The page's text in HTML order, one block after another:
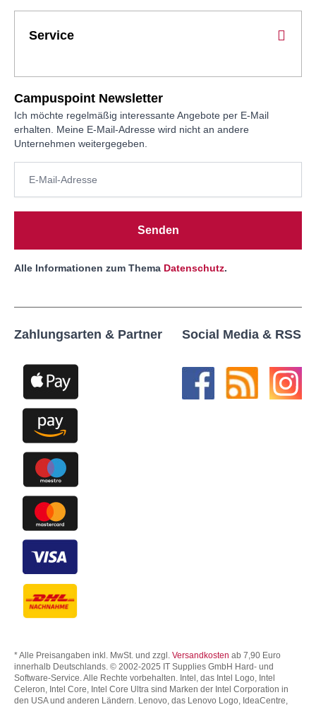
Service
Campuspoint Newsletter
Ich möchte regelmäßig interessante Angebote per E-Mail
erhalten. Meine E-Mail-Adresse wird nicht an andere
Unternehmen weitergegeben.
Senden
Alle Informationen zum Thema Datenschutz.
Zahlungsarten & Partner Social Media & RSS
* Alle Preisangaben inkl. MwSt. und zzgl. Versandkosten ab 7,90 Euro
innerhalb Deutschlands. © 2002-2025 IT Supplies GmbH Hard- und
Software-Service. Alle Rechte vorbehalten. Intel, das Intel Logo, Intel
Celeron, Intel Core, Intel Core Ultra sind Marken der Intel Corporation in
den USA und anderen Ländern. Lenovo, das Lenovo Logo, IdeaCentre,